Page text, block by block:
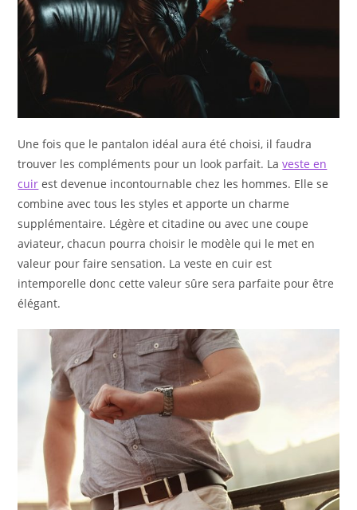
Une fois que le pantalon idéal aura été choisi, il faudra
trouver les compléments pour un look parfait. Laveste en
cuir est devenue incontournable chez les hommes. Elle se
combine avec tous les styles et apporte un charme
supplémentaire. Légère et citadine ou avec une coupe
aviateur, chacun pourra choisir le modèle qui le met en
valeur pour faire sensation. La veste en cuir est
intemporelle donc cette valeur sûre sera parfaite pour être
élégant.